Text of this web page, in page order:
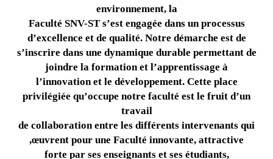
environnement, la
Faculté SNV-ST s’est engagée dans un processus
d’excellence et de qualité. Notre démarche est de
s’inscrire dans une dynamique durable permettant de
joindre la formation et l’apprentissage à
l’innovation et le développement. Cette place
privilégiée qu’occupe notre faculté est le fruit d’un
travail
de collaboration entre les différents intervenants qui
œuvrent pour une Faculté innovante, attractive,
forte par ses enseignants et ses étudiants,